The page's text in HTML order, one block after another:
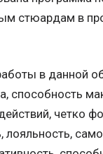
стюардам в
в данной
способность
четко
лояльность,